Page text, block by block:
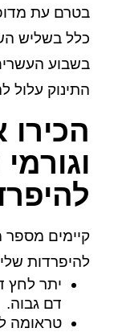
בטרם עת
כלל בשליש
בשבוע
התינוק עלול
קיימים מספר
להיפרדות
יתר לחץ
דם גבוה.
טראומה